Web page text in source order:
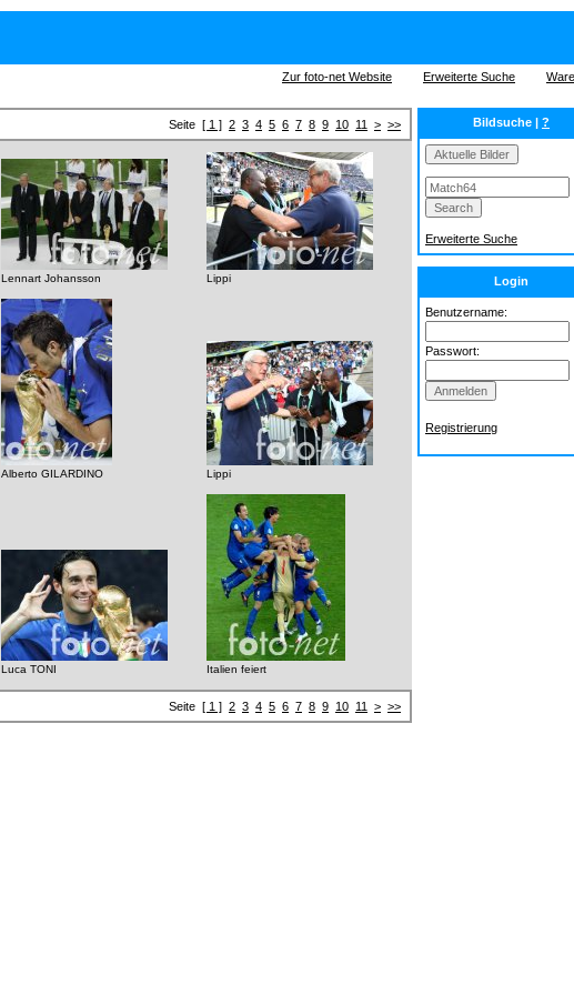
Zur foto-net Website Erweiterte Suche
Seite [ 1 ] 2 3 4 5 6 7 8 9 10 11 > >>
Lennart Johansson Lippi
Alberto GILARDINO Lippi
Luca TONI Italien feiert
Seite [ 1 ] 2 3 4 5 6 7 8 9 10 11 > >>
Bildsuche | ?
Erweiterte Suche
Login
Benutzername:
Passwort:
Registrierung